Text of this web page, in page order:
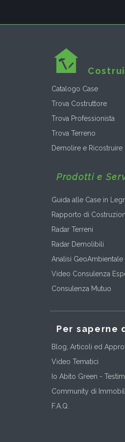
Catalogo Case
Trova Costruttore
Trova Professionista
Trova Terreno
Demolire e Ricostruire
Prodotti e
Guida alle Case in
Rapporto di
Radar Terreni
Radar Demolibili
Analisi GeoAmbientale
Video Consulenza
Consulenza Mutuo
Per saperne
Blog, Articoli ed
Video Tematici
Io Abito Green -
Community di
F.A.Q.